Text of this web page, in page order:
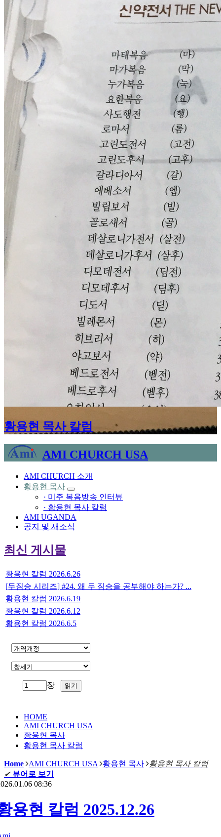
황용현 목사 칼럼
AMI CHURCH USA
AMI CHURCH 소개
황용현 목사
· 미주 복음방송 인터뷰
· 황용현 목사 칼럼
AMI UGANDA
공지 및 새소식
최신 게시물
황용현 칼럼 2026.6.26
[두짐승 시리즈] #24. 왜 두 짐승을 공부해야 하는가? ...
황용현 칼럼 2026.6.19
황용현 칼럼 2026.6.12
황용현 칼럼 2026.6.5
장
HOME
AMI CHURCH USA
황용현 목사
황용현 목사 칼럼
Home AMI CHURCH USA 황용현 목사
황용현 목사 칼럼
✔ 뷰어로 보기
08:36
용현 칼럼 2025.12.26